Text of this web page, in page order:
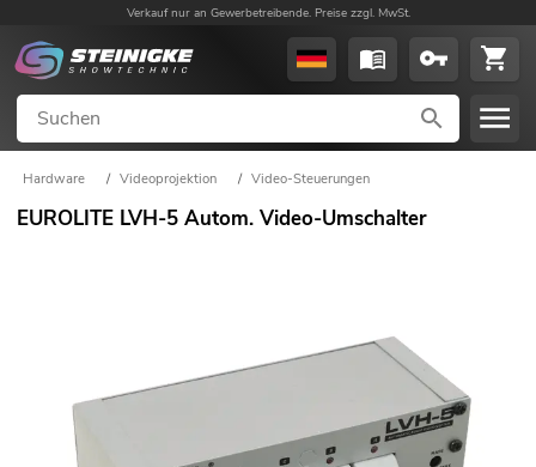
Verkauf nur an Gewerbetreibende. Preise zzgl. MwSt.
Hardware / Videoprojektion / Video-Steuerungen
EUROLITE LVH-5 Autom. Video-Umschalter